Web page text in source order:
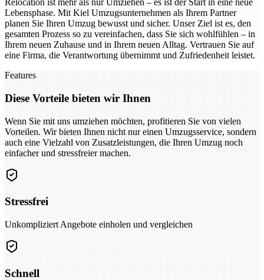
Relocation ist mehr als nur Umziehen – es ist der Start in eine neue
Lebensphase. Mit Kiel Umzugsunternehmen als Ihrem Partner
planen Sie Ihren Umzug bewusst und sicher. Unser Ziel ist es, den
gesamten Prozess so zu vereinfachen, dass Sie sich wohlfühlen – in
Ihrem neuen Zuhause und in Ihrem neuen Alltag. Vertrauen Sie auf
eine Firma, die Verantwortung übernimmt und Zufriedenheit leistet.
Features
Diese Vorteile bieten wir Ihnen
Wenn Sie mit uns umziehen möchten, profitieren Sie von vielen
Vorteilen. Wir bieten Ihnen nicht nur einen Umzugsservice, sondern
auch eine Vielzahl von Zusatzleistungen, die Ihren Umzug noch
einfacher und stressfreier machen.
Stressfrei
Unkompliziert Angebote einholen und vergleichen
Schnell